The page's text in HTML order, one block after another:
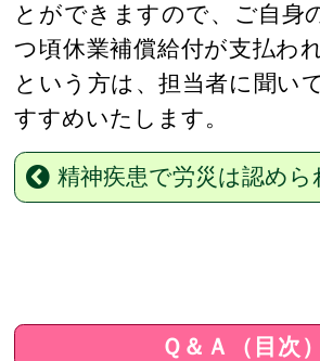
とができますので、ご自身
つ頃休業補償給付が支払わ
という方は、担当者に聞い
すすめいたします。
精神疾患で労災は認めら
Ｑ＆Ａ（目次）